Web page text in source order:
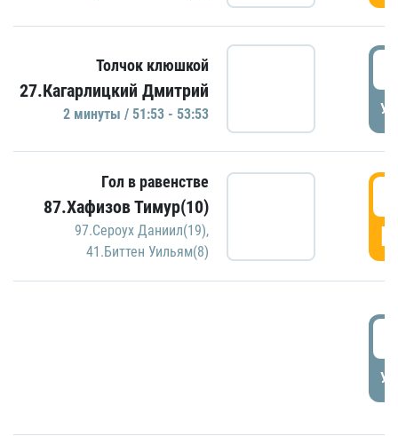
Толчок клюшкой
27.Кагарлицкий Дмитрий
2 минуты / 51:53 - 53:53
Гол в равенстве
87.Хафизов Тимур(10)
97.Сероух Даниил(19),
41.Биттен Уильям(8)